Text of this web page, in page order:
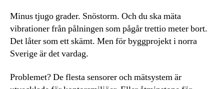
Minus tjugo grader. Snöstorm. Och du ska mäta
vibrationer från pålningen som pågår trettio meter bort.
Det låter som ett skämt. Men för byggprojekt i norra
Sverige är det vardag.
Problemet? De flesta sensorer och mätsystem är